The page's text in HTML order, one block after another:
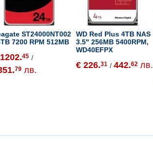
ST24000NT002
7200 RPM 512MB
45 /
79 лв.
WD Red Plus 4TB NAS
3.5" 256MB 5400RPM,
WD40EFPX
€ 226.31 /442.62 лв.